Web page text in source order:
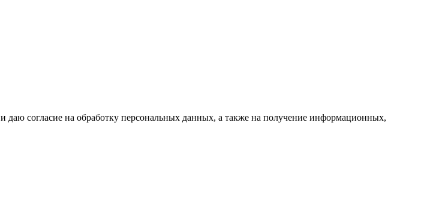
и даю согласие на обработку персональных данных, а также на получение информационных,